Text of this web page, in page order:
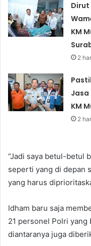
Dirut
KM
2
Jasa
KM
2
“Jadi saya betul-betul
seperti yang di depan
yang harus
Idham baru saja
21 personel Polri
diantaranya juga